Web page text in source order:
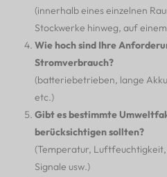
(innerhalb eines einzelnen
Stockwerke hinweg, auf
Wie hoch sind Ihre
Stromverbrauch?
(batteriebetrieben, lange
etc.)
Gibt es bestimmte
berücksichtigen sollten?
(Temperatur,
Signale usw.)